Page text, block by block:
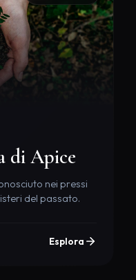
di Apice
nei pressi
del passato.
Esplora